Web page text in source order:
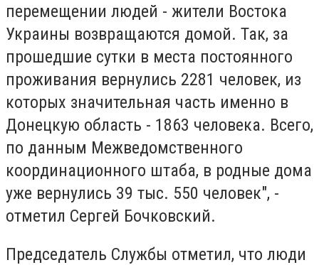
перемещении людей - жители Востока
Украины возвращаются домой. Так, за
прошедшие сутки в места постоянного
проживания вернулись 2281 человек, из
которых значительная часть именно в
Донецкую область - 1863 человека. Всего,
по данным Межведомственного
координационного штаба, в родные дома
уже вернулись 39 тыс. 550 человек", -
отметил Сергей Бочковский.
Председатель Службы отметил, что люди